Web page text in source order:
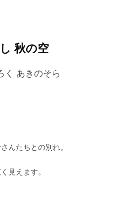
秋の空
く あきのそら
んたちとの別れ。
見えます。